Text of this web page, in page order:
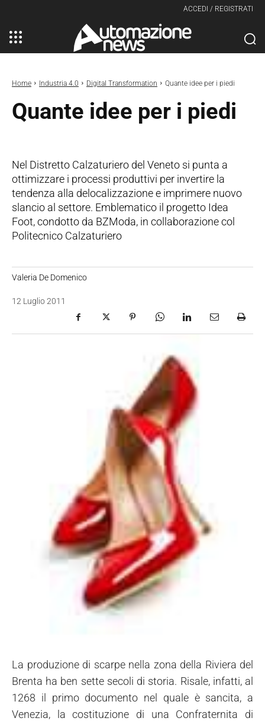
ACCEDI / REGISTRATI
Home Industria 4.0 Digital Transformation Quante idee per i piedi
Quante idee per i piedi
Nel Distretto Calzaturiero del Veneto si punta a
ottimizzare i processi produttivi per invertire la
tendenza alla delocalizzazione e imprimere nuovo
slancio al settore. Emblematico il progetto Idea
Foot, condotto da BZModa, in collaborazione col
Politecnico Calzaturiero
Valeria De Domenico
12 Luglio 2011
La produzione di scarpe nella zona della Riviera del
Brenta ha ben sette secoli di storia. Risale, infatti, al
1268 il primo documento nel quale è sancita, a
Venezia, la costituzione di una Confraternita di